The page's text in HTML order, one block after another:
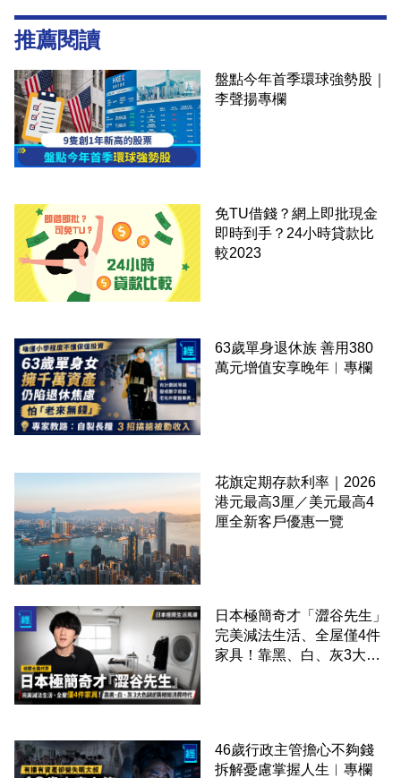
推薦閱讀
盤點今年首季環球強勢股｜
李聲揚專欄
免TU借錢？網上即批現金
即時到手？24小時貸款比
較2023
63歲單身退休族 善用380
萬元增值安享晚年︳專欄
花旗定期存款利率｜2026
港元最高3厘／美元最高4
厘全新客戶優惠一覽
日本極簡奇才「澀谷先生」
完美減法生活、全屋僅4件
家具！靠黑、白、灰3大色
46歲行政主管擔心不夠錢
拆解憂慮掌握人生︳專欄